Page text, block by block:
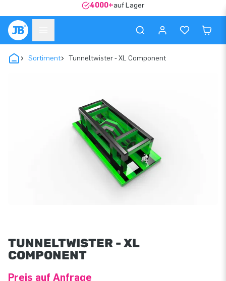
4000+auf Lager
Sortiment Tunneltwister - XL Component
TUNNELTWISTER - XL
COMPONENT
Preis auf Anfrage